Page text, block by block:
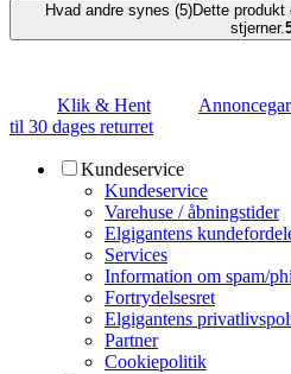
Hvad andre synes (5)Dette produkt
stjerner.
Klik & Hent
til 30 dages returret
Kundeservice
Kundeservice
Varehuse / åbningstider
Elgigantens
Services
Information om spam/
Fortrydelsesret
Elgigantens
Partner
Cookiepolitik